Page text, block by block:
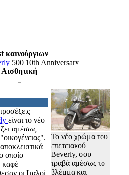
καινούργιων
500 10th Anniversary
Αισθητική
είναι το νέο
αμέσως
οποίο
καφέ
οι Ιταλοί.
Το νέο χρώμα του
επετειακού
Beverly, σου
τραβά αμέσως το
βλέμμα και